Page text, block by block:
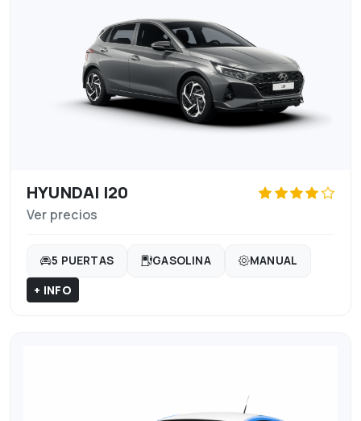
HYUNDAI I20
Ver precios
5 PUERTAS GASOLINA MANUAL
+ INFO